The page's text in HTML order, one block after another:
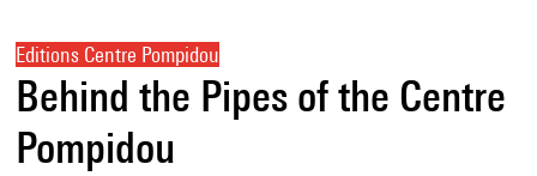
Editions Centre Pompidou
Behind the Pipes of the Centre
Pompidou